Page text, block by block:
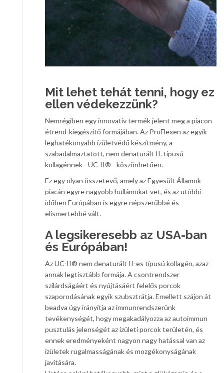
Mit lehet tehát tenni, hogy ez
ellen védekezzünk?
Nemrégiben egy innovatív termék jelent meg a piacon
étrend-kiegészítő formájában. Az ProFlexen az egyik
leghatékonyabb ízületvédő készítmény, a
szabadalmaztatott, nem denaturált II. típusú
kollagénnek - UC-II® - köszönhetően.
Ez egy olyan összetevő, amely az Egyesült Államok
piacán egyre nagyobb hullámokat vet, és az utóbbi
időben Európában is egyre népszerűbbé és
elismertebbé vált.
A legsikeresebb az USA-ban
és Európában!
Az UC-II® nem denaturált II-es típusú kollagén, azaz
annak legtisztább formája. A csontrendszer
szilárdságáért és nyújtásáért felelős porcok
szaporodásának egyik szubsztrátja. Emellett szájon át
beadva úgy irányítja az immunrendszerünk
tevékenységét, hogy megakadályozza az autoimmun
pusztulás jelenségét az ízületi porcok területén, és
ennek eredményeként nagyon nagy hatással van az
ízületek rugalmasságának és mozgékonyságának
javítására.